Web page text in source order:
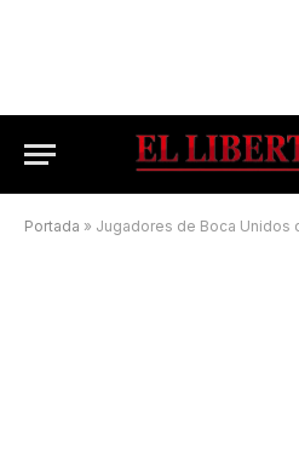
Portada » Jugadores de Boca Unidos dieron